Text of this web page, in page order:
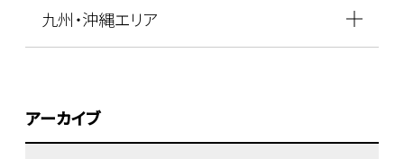
九州・沖縄エリア
アーカイブ